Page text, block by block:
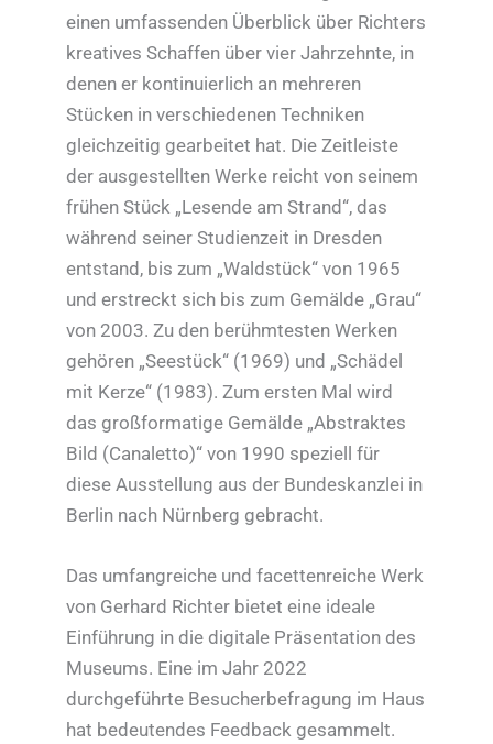
einen umfassenden Überblick über Richters
kreatives Schaffen über vier Jahrzehnte, in
denen er kontinuierlich an mehreren
Stücken in verschiedenen Techniken
gleichzeitig gearbeitet hat. Die Zeitleiste
der ausgestellten Werke reicht von seinem
frühen Stück „Lesende am Strand“, das
während seiner Studienzeit in Dresden
entstand, bis zum „Waldstück“ von 1965
und erstreckt sich bis zum Gemälde „Grau“
von 2003. Zu den berühmtesten Werken
gehören „Seestück“ (1969) und „Schädel
mit Kerze“ (1983). Zum ersten Mal wird
das großformatige Gemälde „Abstraktes
Bild (Canaletto)“ von 1990 speziell für
diese Ausstellung aus der Bundeskanzlei in
Berlin nach Nürnberg gebracht.
Das umfangreiche und facettenreiche Werk
von Gerhard Richter bietet eine ideale
Einführung in die digitale Präsentation des
Museums. Eine im Jahr 2022
durchgeführte Besucherbefragung im Haus
hat bedeutendes Feedback gesammelt.